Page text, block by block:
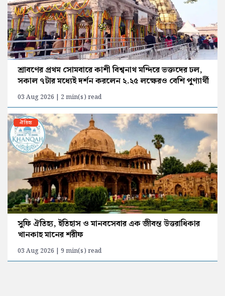
শ্রাবণের প্রথম সোমবারে কাশী বিশ্বনাথ মন্দিরে ভক্তদের ঢল,
সকাল ৭টার মধ্যেই দর্শন করলেন ২.২৫ লক্ষেরও বেশি পুণ্যার্থী
03 Aug 2026 | 2 min(s) read
ঐতিহ্য
সুফি ঐতিহ্য, ইতিহাস ও মানবসেবার এক জীবন্ত উত্তরাধিকার
খানকাহ মানের শরীফ
03 Aug 2026 | 9 min(s) read